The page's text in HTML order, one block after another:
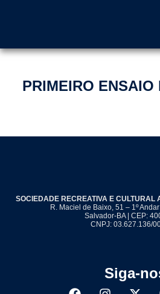
PRIMEIRO ENSAIO
SOCIEDADE RECREATIVA E CULTURAL
R. Maciel de Baixo, 51 – 1º
Salvador-BA | CEP:
CNPJ: 03.627.136/
Siga-